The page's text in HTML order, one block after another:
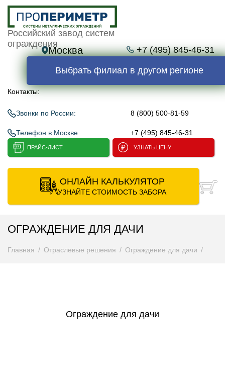
Российский завод систем
ограждения
Москва +7 (495) 845-46-31
Выбрать филиал в другом регионе
Контакты:
Звонки по России: 8 (800) 500-81-59
Телефон в Москве +7 (495) 845-46-31
ПРАЙС-ЛИСТ УЗНАТЬ ЦЕНУ
ОНЛАЙН КАЛЬКУЛЯТОР
УЗНАЙТЕ СТОИМОСТЬ ЗАБОРА
ОГРАЖДЕНИЕ ДЛЯ ДАЧИ
Главная Отраслевые решения Ограждение для дачи
Ограждение для дачи